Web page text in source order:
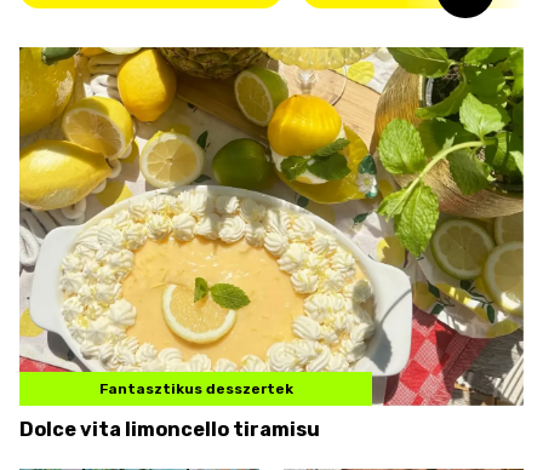
Fantasztikus desszertek
Dolce vita limoncello tiramisu